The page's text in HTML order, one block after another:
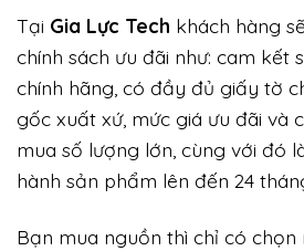
Tại Gia Lực Tech khách hàng
chính sách ưu đãi như: cam kết
chính hãng, có đầy đủ giấy tờ
gốc xuất xứ, mức giá ưu đãi và
mua số lượng lớn, cùng với đó
hành sản phẩm lên đến 24
Bạn mua nguồn thì chỉ có chọn